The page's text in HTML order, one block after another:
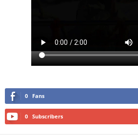
0 Fans
0 Subscribers